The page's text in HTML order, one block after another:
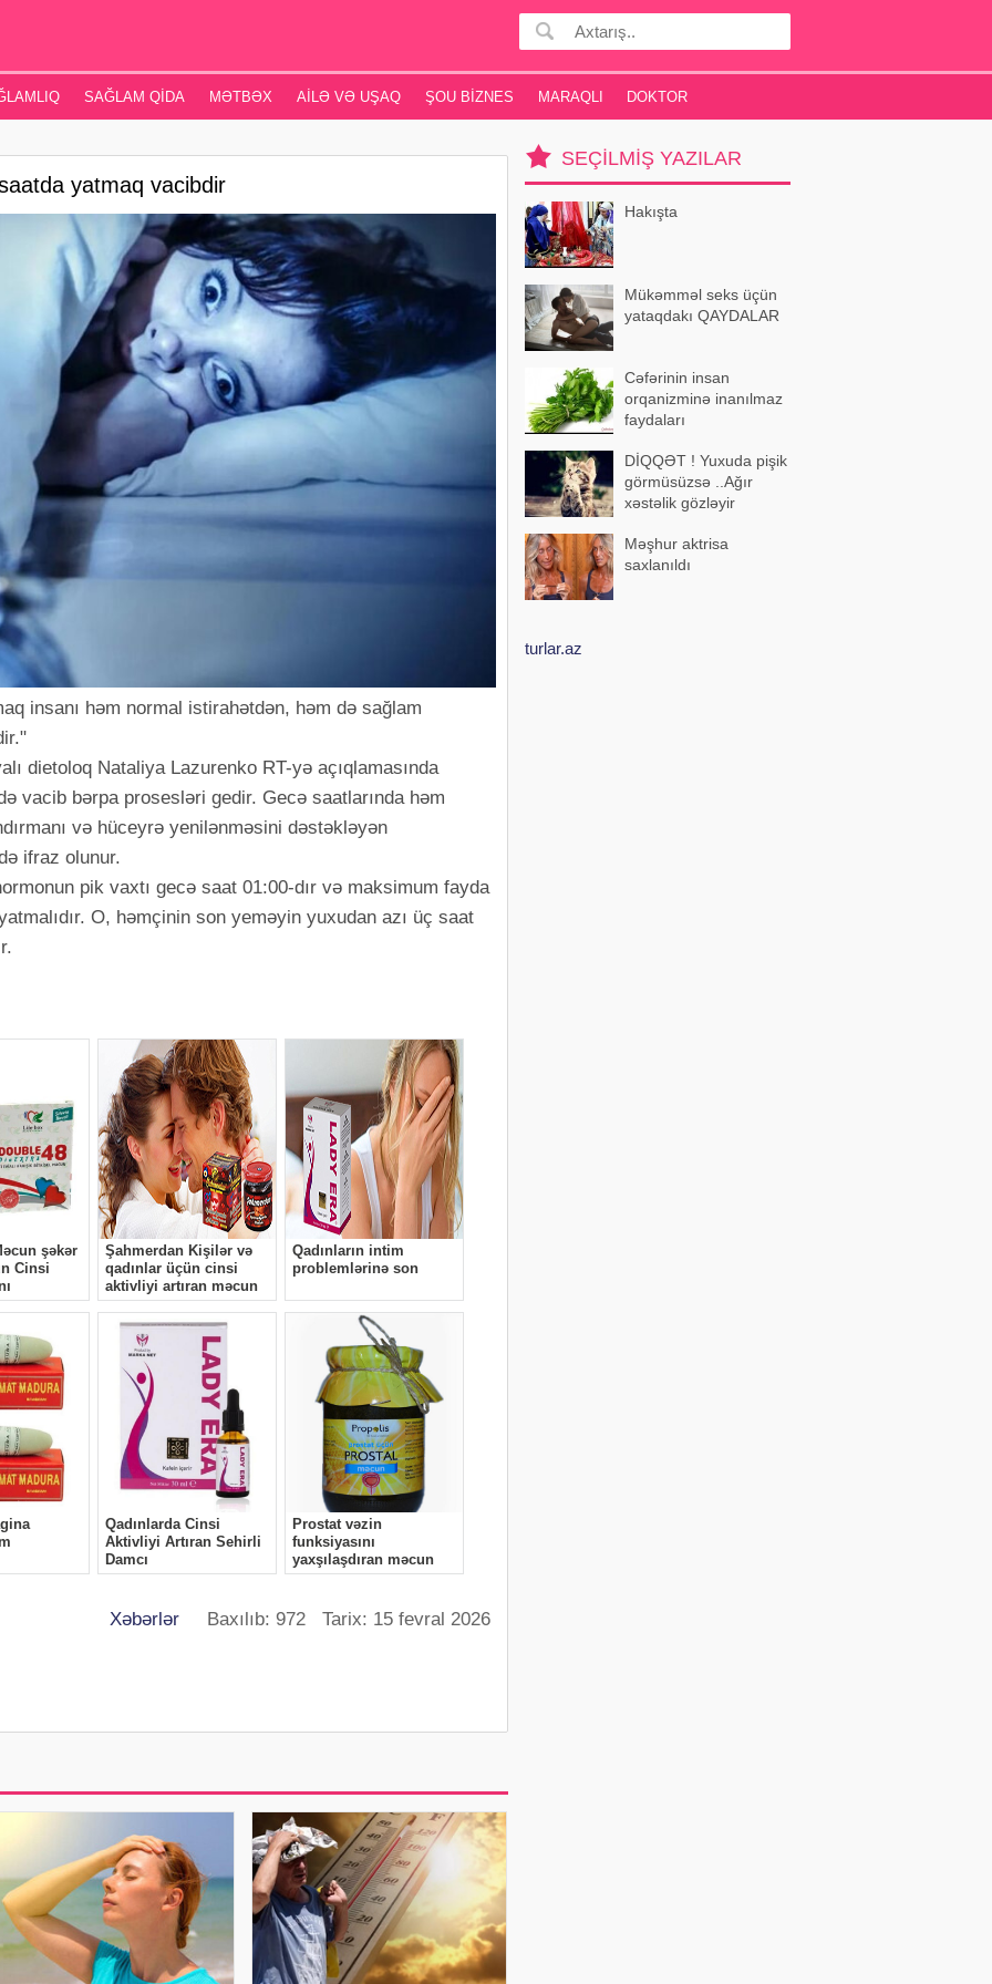
SAĞLAM QIDA MƏTBƏX AILƏ VƏ UŞAQ ŞOU BIZNES MARAQLI DOKTOR
yatmaq vacibdir
insanı həm normal istirahətdən, həm də sağlam
dietoloq Nataliya Lazurenko RT-yə açıqlamasında
vacib bərpa prosesləri gedir. Gecə saatlarında həm
və hüceyrə yenilənməsini dəstəkləyən
ifraz olunur.
pik vaxtı gecə saat 01:00-dır və maksimum fayda
O, həmçinin son yeməyin yuxudan azı üç saat
Xəbərlər Baxılıb: 972 Tarix: 15 fevral 2026
SEÇILMIŞ YAZILAR
Hakışta
Mükəmməl seks üçün
yataqdakı QAYDALAR
Cəfərinin insan
orqanizminə inanılmaz
faydaları
DİQQƏT ! Yuxuda pişik
görmüsüzsə ..Ağır
xəstəlik gözləyir
Məşhur aktrisa
saxlanıldı
turlar.az